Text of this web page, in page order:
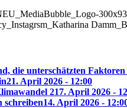
die unterschätzten
21. April 2026 - 12:00
217. April 2026 -
schreiben14. April 2026 -